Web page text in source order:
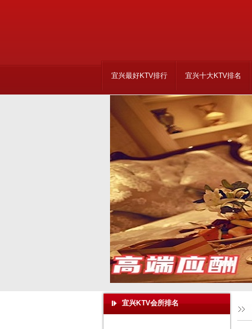
宜兴最好KTV排行 宜兴十大KTV排名
宜兴KTV会所排名